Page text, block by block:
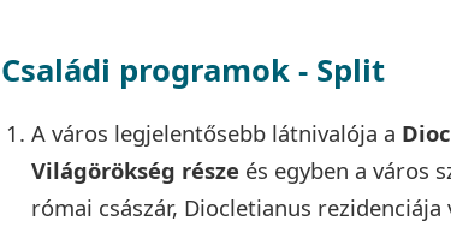
Családi programok - Split
A város legjelentősebb látnivalója a
Világörökség része és egyben a város
római császár, Diocletianus